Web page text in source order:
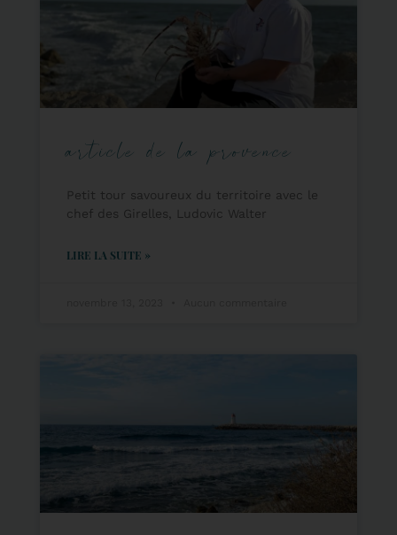
article de la provence
Petit tour savoureux du territoire avec le
chef des Girelles, Ludovic Walter
LIRE LA SUITE »